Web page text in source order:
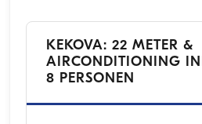
KEKOVA: 22 METER &
AIRCONDITIONING
8 PERSONEN